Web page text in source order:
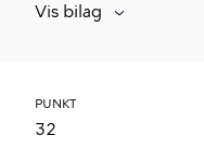
Vis bilag
PUNKT
32